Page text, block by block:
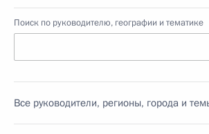
Поиск по руководителю, географии и тематике
Все руководители, регионы, города и